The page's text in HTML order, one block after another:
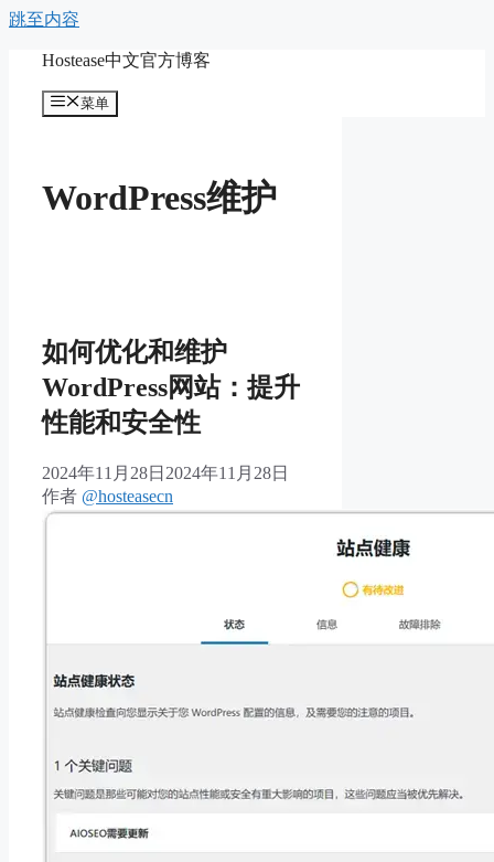
跳至内容
Hostease中文官方博客
菜单
WordPress维护
如何优化和维护
WordPress网站：提升
性能和安全性
2024年11月28日 2024年11月28日
作者 @hosteasecn